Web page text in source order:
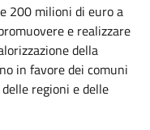
200 milioni di euro a
e realizzare
della
in favore dei comuni
regioni e delle